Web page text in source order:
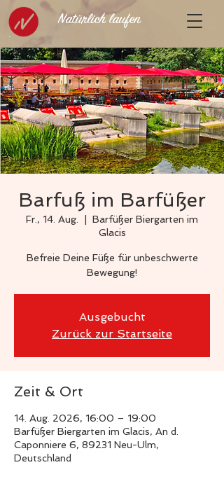
Natürlich laufen
Barfuß im Barfüßer
Fr., 14. Aug.
Barfüßer Biergarten im
Glacis
Befreie Deine Füße für unbeschwerte
Bewegung!
Ausgebucht
Zurück zur Startseite
Zeit & Ort
14. Aug. 2026, 16:00 – 19:00
Barfüßer Biergarten im Glacis, An d.
Caponniere 6, 89231 Neu-Ulm,
Deutschland